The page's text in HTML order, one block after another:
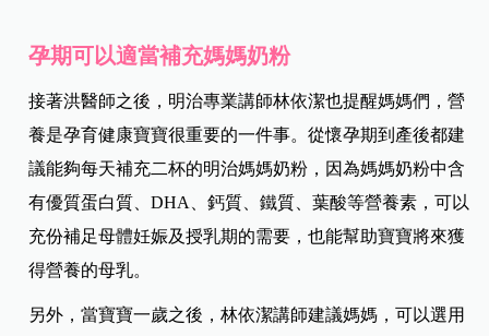
孕期可以適當補充媽媽奶粉
接著洪醫師之後，明治專業講師林依潔也提醒媽媽們，營
養是孕育健康寶寶很重要的一件事。從懷孕期到產後都建
議能夠每天補充二杯的明治媽媽奶粉，因為媽媽奶粉中含
有優質蛋白質、DHA、鈣質、鐵質、葉酸等營養素，可以
充份補足母體妊娠及授乳期的需要，也能幫助寶寶將來獲
得營養的母乳。
另外，當寶寶一歲之後，林依潔講師建議媽媽，可以選用